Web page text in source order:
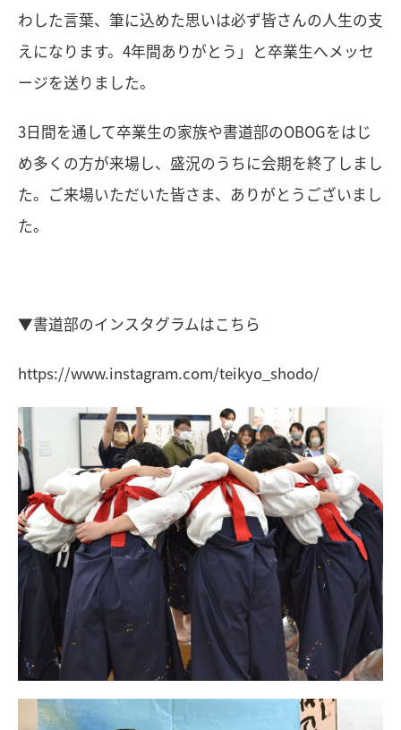
わした言葉、筆に込めた思いは必ず皆さんの人生の支
えになります。 4年間ありがとう」と卒業生へメッセ
ージを送りました。
3日間を通して卒業生の家族や書道部のOBOGをはじ
め多くの方が来場し、盛況のうちに会期を終了しまし
た。ご来場いただいた皆さま、ありがとうございまし
た。
▼書道部のインスタグラムはこちら
https://www.instagram.com/teikyo_shodo/